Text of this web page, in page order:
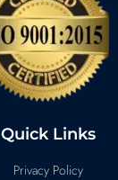
Quick Links
Privacy Policy